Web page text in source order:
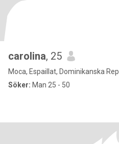
carolina, 25
Moca, Espaillat, Dominikanska Rep.
Söker: Man 25 - 50